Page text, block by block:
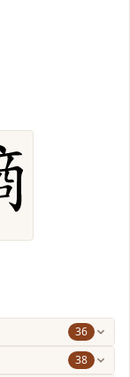
36
38